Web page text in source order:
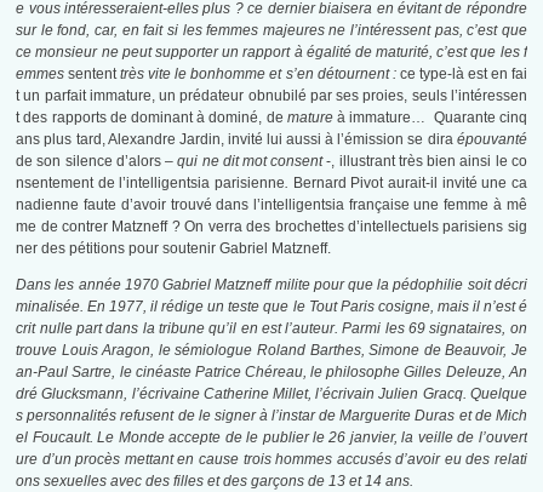
e vous intéresseraient-elles plus ? ce dernier biaisera en évitant de répondre
sur le fond, car, en fait si les femmes majeures ne l’intéressent pas, c’est que
ce monsieur ne peut supporter un rapport à égalité de maturité, c’est que les f
emmessententtrès vite le bonhomme et s’en détournent : ce type-là est en fai
t un parfait immature, un prédateur obnubilé par ses proies, seuls l’intéressen
t des rapports de dominant à dominé, de matureà immature… Quarante cinq
ans plus tard, Alexandre Jardin, invité lui aussi à l’émission se dira épouvanté
de son silence d’alors –qui ne dit mot consent-, illustrant très bien ainsi le co
nsentement de l’intelligentsia parisienne. Bernard Pivot aurait-il invité une ca
nadienne faute d’avoir trouvé dans l’intelligentsia française une femme à mê
me de contrer Matzneff ? On verra des brochettes d’intellectuels parisiens sig
ner des pétitions pour soutenir Gabriel Matzneff.
Dans les année 1970 Gabriel Matzneff milite pour que la pédophilie soit décri
minalisée. En 1977, il rédige un teste que le Tout Paris cosigne, mais il n’est é
crit nulle part dans la tribune qu’il en est l’auteur. Parmi les 69 signataires, on
trouve Louis Aragon, le sémiologue Roland Barthes, Simone de Beauvoir, Je
an-Paul Sartre, le cinéaste Patrice Chéreau, le philosophe Gilles Deleuze, An
dré Glucksmann, l’écrivaine Catherine Millet, l’écrivain Julien Gracq. Quelque
s personnalités refusent de le signer à l’instar de Marguerite Duras et de Mich
el Foucault.Le Monde accepte de le publier le 26 janvier, la veille de l’ouvert
ure d’un procès mettant en cause trois hommes accusés d’avoir eu des relati
ons sexuelles avec des filles et des garçons de 13 et 14 ans.